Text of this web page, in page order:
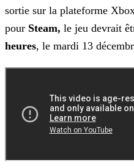
sortie sur la plateforme
pour Steam, le jeu devrait
heures, le mardi 13